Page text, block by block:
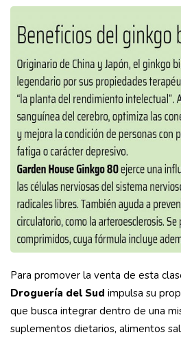
Para promover la venta de esta
Droguería del Sud impulsa su
que busca integrar dentro de una
suplementos dietarios, alimentos